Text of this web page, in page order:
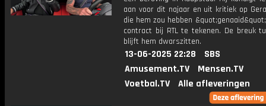
aan voor dit najaar en uit kritiek op
die hem zou hebben
contract bij RTL te tekenen. De breuk
blijft hem dwarszitten.
13-06-2025 22:28
SBS
Amusement.TV
Mensen.TV
Voetbal.TV
Alle afleveringen